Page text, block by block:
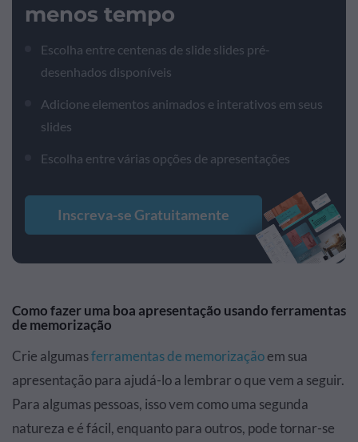
menos tempo
Escolha entre centenas de slide slides pré-
desenhados disponíveis
Adicione elementos animados e interativos em seus
slides
Escolha entre várias opções de apresentações
Inscreva-se Gratuitamente
Como fazer uma boa apresentação usando ferramentas
de memorização
Crie algumasferramentas de memorizaçãoem sua
apresentação para ajudá-lo a lembrar o que vem a seguir.
Para algumas pessoas, isso vem como uma segunda
natureza e é fácil, enquanto para outros, pode tornar-se